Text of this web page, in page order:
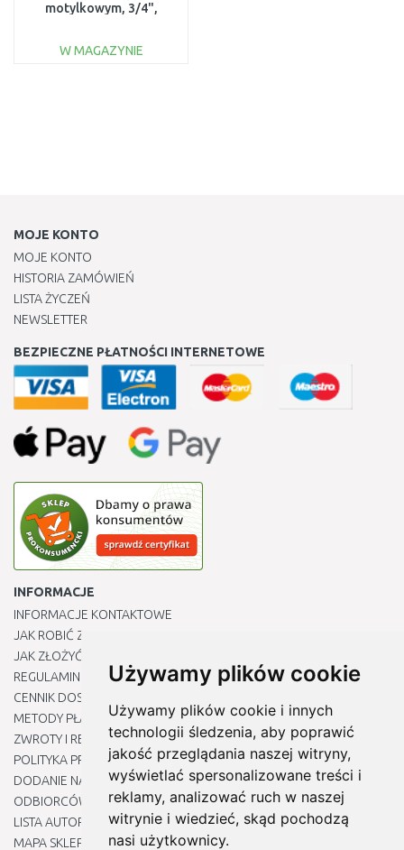
Używamy plików cookie
Używamy plików cookie i innych
technologii śledzenia, aby poprawić
jakość przeglądania naszej witryny,
wyświetlać spersonalizowane treści i
reklamy, analizować ruch w naszej
witrynie i wiedzieć, skąd pochodzą
nasi użytkownicy.
motylkowym, 3/4",
W MAGAZYNIE
MOJE KONTO
MOJE KONTO
HISTORIA ZAMÓWIEŃ
LISTA ŻYCZEŃ
NEWSLETTER
BEZPIECZNE PŁATNOŚCI INTERNETOWE
INFORMACJE
INFORMACJE KONTAKTOWE
JAK ROBIĆ ZAKUPY ?
JAK ZŁOŻYĆ REKLAMACJĘ
REGULAMIN
CENNIK DOSTAWY
METODY PŁATNOŚCI
ZWROTY I REKLAMACJE PRODUKTÓW
POLITYKA PRYWATNOŚCI
DODANIE NASZYCH ADRESÓW E-MAIL DO LISTY ZAUFANYCH
ODBIORCÓW
LISTA AUTORYZOWANYCH CENTRÓW SERWISOWYCH
MAPA SKLEPU